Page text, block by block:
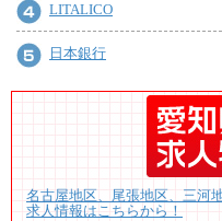
LITALICO
日本銀行
名古屋地区、尾張地区、三河
求人情報はこちらから！